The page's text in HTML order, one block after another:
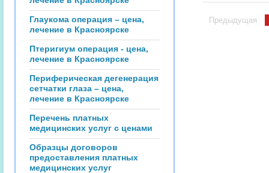
Глаукома операция – цена,
лечение в Красноярске
Птеригиум операция - цена,
лечение в Красноярске
Периферическая дегенерация
сетчатки глаза – цена,
лечение в Красноярске
Перечень платных
медицинских услуг с ценами
Образцы договоров
предоставления платных
медицинских услуг
Предыдущая